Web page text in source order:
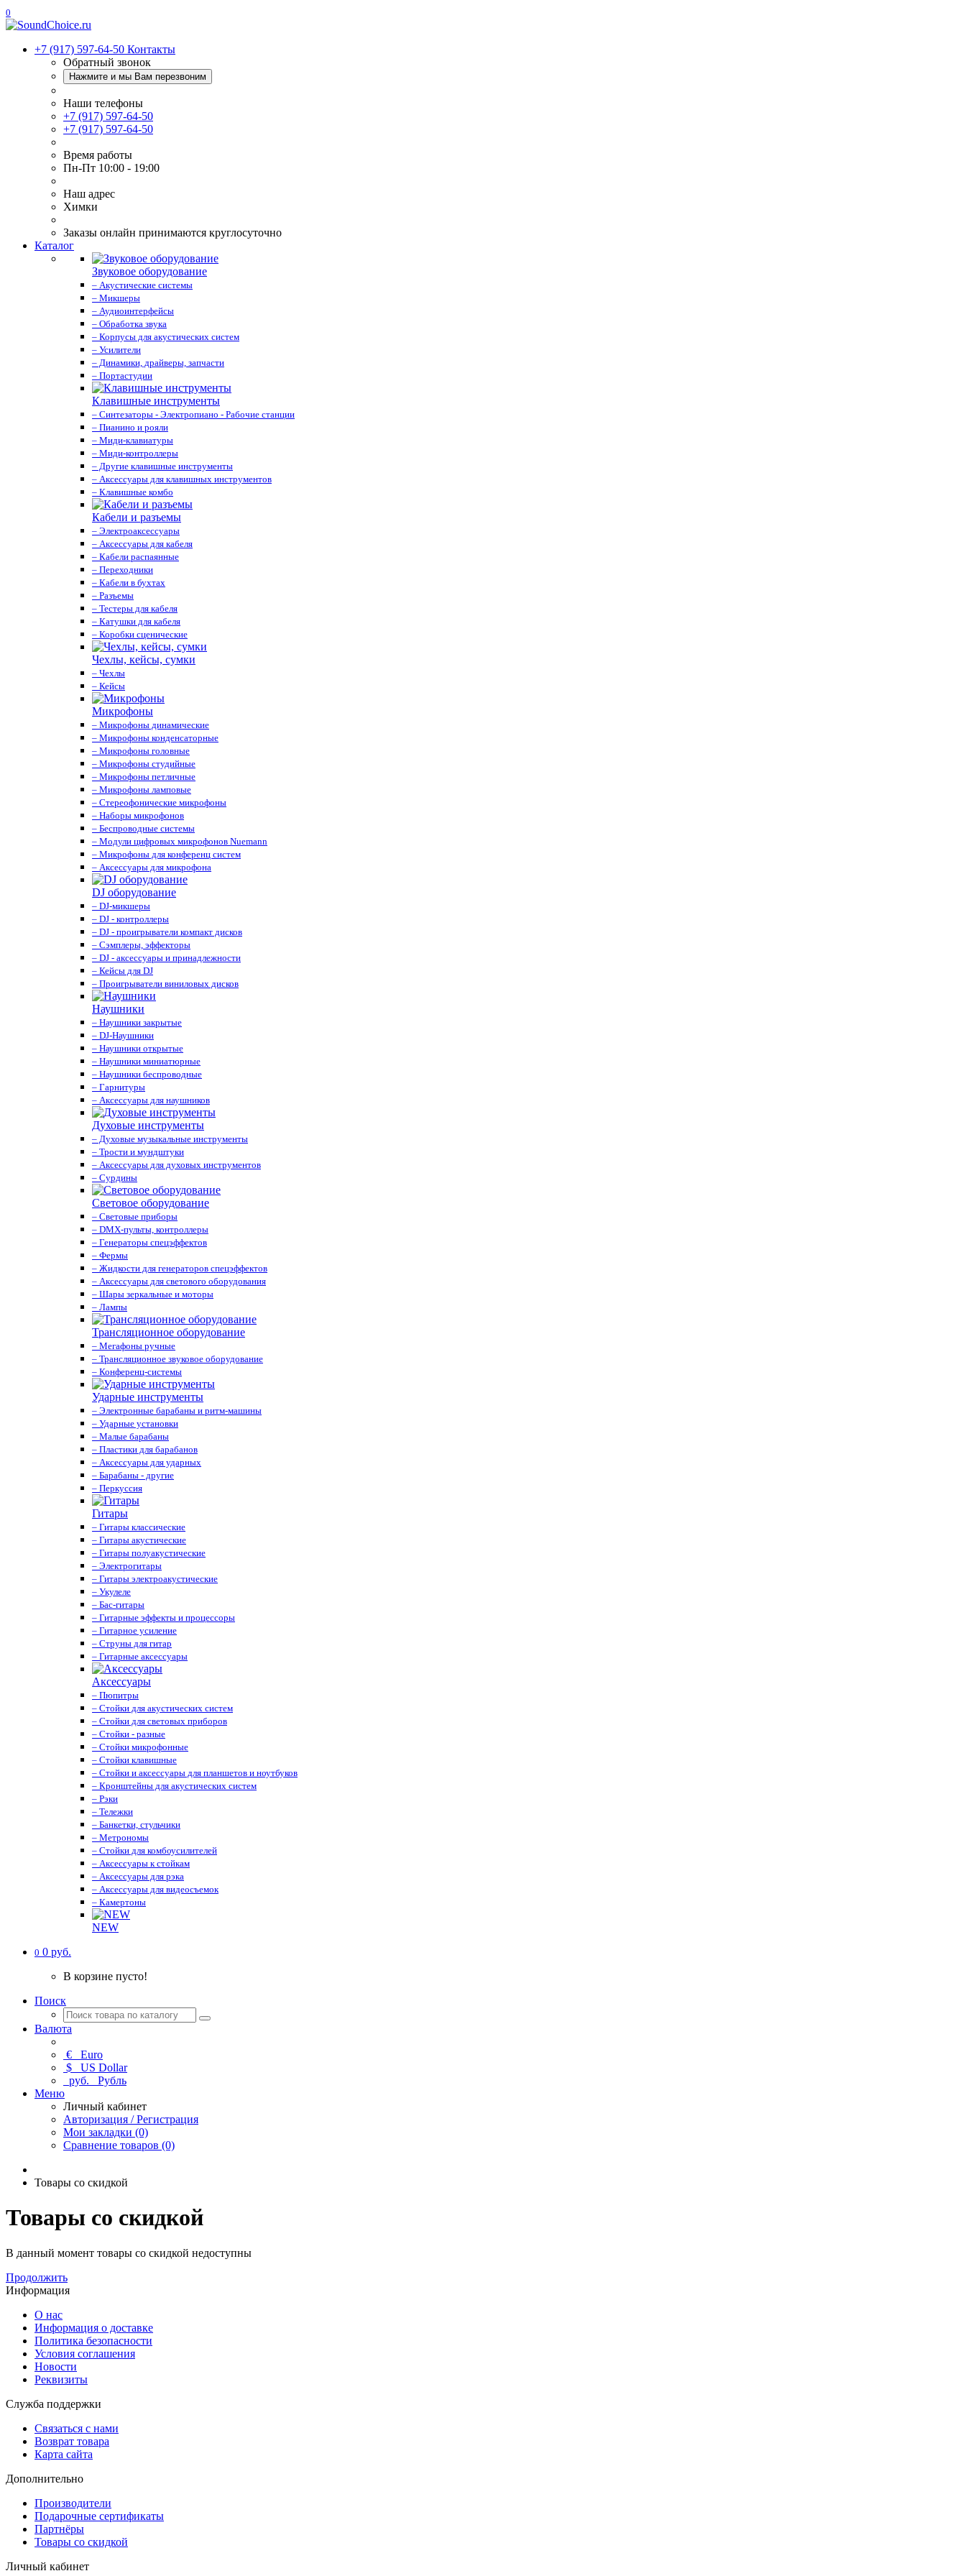
0
+7 (917) 597-64-50 Контакты
Обратный звонок
Нажмите и мы Вам перезвоним
Наши телефоны
+7 (917) 597-64-50
+7 (917) 597-64-50
Время работы
Пн-Пт 10:00 - 19:00
Наш адрес
Химки
Заказы онлайн принимаются круглосуточно
Каталог
Звуковое оборудование
– Акустические системы
– Микшеры
– Аудиоинтерфейсы
– Обработка звука
– Корпусы для акустических систем
– Усилители
– Динамики, драйверы, запчасти
– Портастудии
Клавишные инструменты
– Синтезаторы - Электропиано - Рабочие станции
– Пианино и рояли
– Миди-клавиатуры
– Миди-контроллеры
– Другие клавишные инструменты
– Аксессуары для клавишных инструментов
– Клавишные комбо
Кабели и разъемы
– Электроаксессуары
– Аксессуары для кабеля
– Кабели распаянные
– Переходники
– Кабели в бухтах
– Разъемы
– Тестеры для кабеля
– Катушки для кабеля
– Коробки сценические
Чехлы, кейсы, сумки
– Чехлы
– Кейсы
Микрофоны
– Микрофоны динамические
– Микрофоны конденсаторные
– Микрофоны головные
– Микрофоны студийные
– Микрофоны петличные
– Микрофоны ламповые
– Стереофонические микрофоны
– Наборы микрофонов
– Беспроводные системы
– Модули цифровых микрофонов Nuemann
– Микрофоны для конференц систем
– Аксессуары для микрофона
DJ оборудование
– DJ-микшеры
– DJ - контроллеры
– DJ - проигрыватели компакт дисков
– Сэмплеры, эффекторы
– DJ - аксессуары и принадлежности
– Кейсы для DJ
– Проигрыватели виниловых дисков
Наушники
– Наушники закрытые
– DJ-Наушники
– Наушники открытые
– Наушники миниатюрные
– Наушники беспроводные
– Гарнитуры
– Аксессуары для наушников
Духовые инструменты
– Духовые музыкальные инструменты
– Трости и мундштуки
– Аксессуары для духовых инструментов
– Сурдины
Световое оборудование
– Световые приборы
– DMX-пульты, контроллеры
– Генераторы спецэффектов
– Фермы
– Жидкости для генераторов спецэффектов
– Аксессуары для светового оборудования
– Шары зеркальные и моторы
– Лампы
Трансляционное оборудование
– Мегафоны ручные
– Трансляционное звуковое оборудование
– Конференц-системы
Ударные инструменты
– Электронные барабаны и ритм-машины
– Ударные установки
– Малые барабаны
– Пластики для барабанов
– Аксессуары для ударных
– Барабаны - другие
– Перкуссия
Гитары
– Гитары классические
– Гитары акустические
– Гитары полуакустические
– Электрогитары
– Гитары электроакустические
– Укулеле
– Бас-гитары
– Гитарные эффекты и процессоры
– Гитарное усиление
– Струны для гитар
– Гитарные аксессуары
Аксессуары
– Пюпитры
– Стойки для акустических систем
– Стойки для световых приборов
– Стойки - разные
– Стойки микрофонные
– Стойки клавишные
– Стойки и аксессуары для планшетов и ноутбуков
– Кронштейны для акустических систем
– Рэки
– Тележки
– Банкетки, стульчики
– Метрономы
– Стойки для комбоусилителей
– Аксессуары к стойкам
– Аксессуары для рэка
– Аксессуары для видеосъемок
– Камертоны
NEW
0 0 руб.
В корзине пусто!
Поиск
Валюта
€ Euro
$ US Dollar
руб. Рубль
Меню
Личный кабинет
Авторизация / Регистрация
Мои закладки (0)
Сравнение товаров (0)
Товары со скидкой
Товары со скидкой
В данный момент товары со скидкой недоступны
Продолжить
Информация
О нас
Информация о доставке
Политика безопасности
Условия соглашения
Новости
Реквизиты
Служба поддержки
Связаться с нами
Возврат товара
Карта сайта
Дополнительно
Производители
Подарочные сертификаты
Партнёры
Товары со скидкой
Личный кабинет